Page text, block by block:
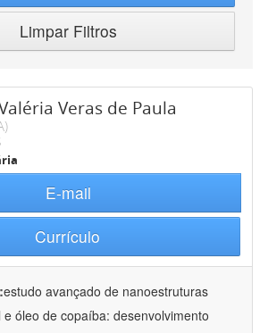
Limpar Filtros
Veras de Paula
E-mail
Currículo
estudo avançado de nanoestruturas
óleo de copaíba: desenvolvimento